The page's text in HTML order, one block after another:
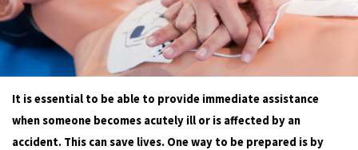
It is essential to be able to provide immediate assistance
when someone becomes acutely ill or is affected by an
accident. This can save lives. One way to be prepared is by